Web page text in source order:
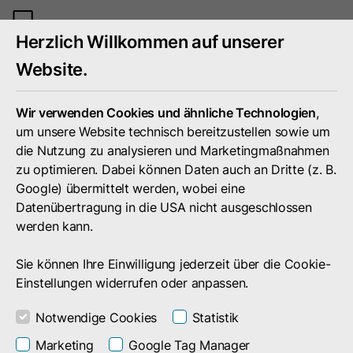
Suchergebnis
Herzlich Willkommen auf unserer
Website.
Wir verwenden Cookies und ähnliche Technologien,
um unsere Website technisch bereitzustellen sowie um
die Nutzung zu analysieren und Marketingmaßnahmen
zu optimieren. Dabei können Daten auch an Dritte (z. B.
Google) übermittelt werden, wobei eine
Datenübertragung in die USA nicht ausgeschlossen
werden kann.
Sie können Ihre Einwilligung jederzeit über die Cookie-
Einstellungen widerrufen oder anpassen.
Notwendige Cookies
Statistik
Marketing
Google Tag Manager